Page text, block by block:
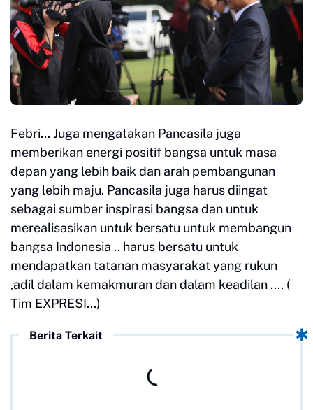
Febri... Juga mengatakan Pancasila juga
memberikan energi positif bangsa untuk masa
depan yang lebih baik dan arah pembangunan
yang lebih maju. Pancasila juga harus diingat
sebagai sumber inspirasi bangsa dan untuk
merealisasikan untuk bersatu untuk membangun
bangsa Indonesia .. harus bersatu untuk
mendapatkan tatanan masyarakat yang rukun
,adil dalam kemakmuran dan dalam keadilan .... (
Tim EXPRESI...)
Berita Terkait